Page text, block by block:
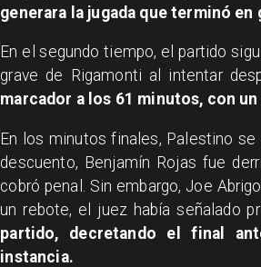
generara la jugada que terminó en
En el segundo tiempo, el partido
grave de Rigamonti al intentar
marcador a los 61 minutos, con
En los minutos finales, Palestino
descuento, Benjamín Rojas fue
cobró penal. Sin embargo, Joe
un rebote, el juez había señalado
partido, decretando el final
instancia.